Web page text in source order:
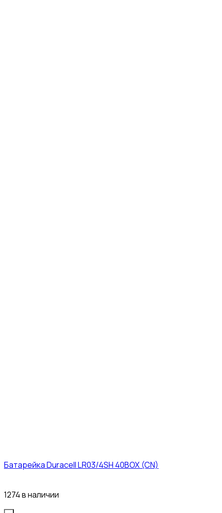
Батарейка Duracell LR03/4SH 40BOX (CN)
1274 в наличии